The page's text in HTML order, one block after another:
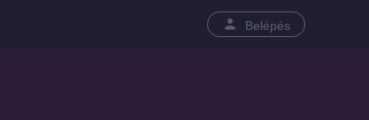
Belépés